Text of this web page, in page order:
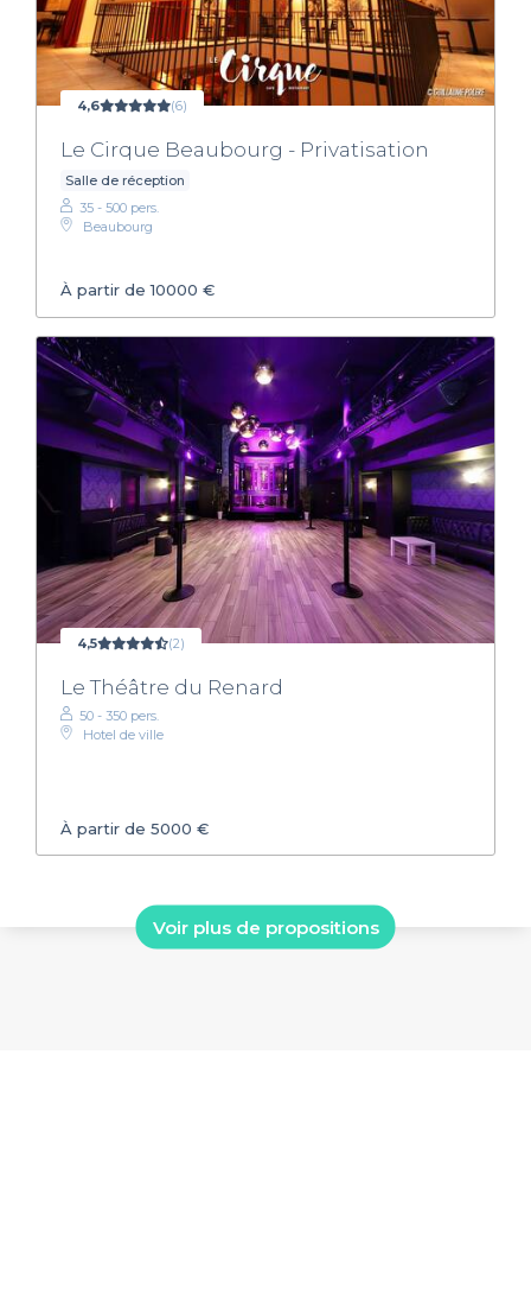
4,6 (6)
Le Cirque Beaubourg - Privatisation
Salle de réception
35 - 500 pers.
Beaubourg
À partir de 10000 €
4,5 (2)
Le Théâtre du Renard
50 - 350 pers.
Hotel de ville
À partir de 5000 €
Voir plus de propositions